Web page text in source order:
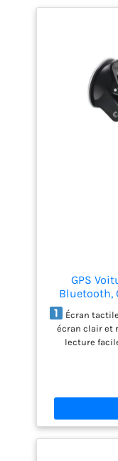
GPS
Bluetooth,
Vocale,
Écran
écran clair et
lecture
voitures,
Le GPS est
pays
mises à jour
Routes,